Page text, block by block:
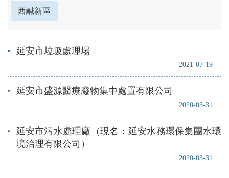
西鹹新區
2021-07-19
延安市垃圾處理場
2020-03-31
延安市盛源醫療廢物集中處置有限公司
2020-03-31
延安市污水處理廠（現名：延安水務環保集團水環
境治理有限公司）